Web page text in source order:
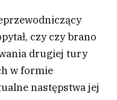
czy czy brano
drugiej tury
w formie
następstwa jej